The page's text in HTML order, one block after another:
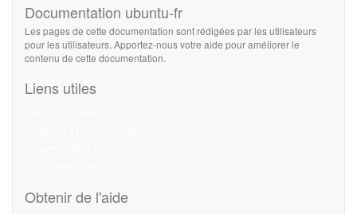
Documentation ubuntu-fr
Les pages de cette documentation sont rédigées par les utilisateurs
pour les utilisateurs. Apportez-nous votre aide pour améliorer le
contenu de cette documentation.
Liens utiles
Obtenir de l'aide